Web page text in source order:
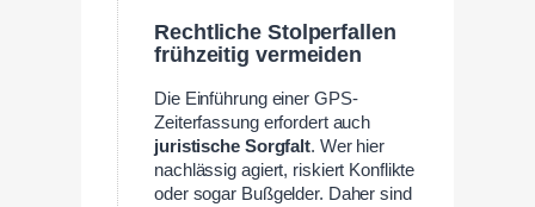
Rechtliche Stolperfallen
frühzeitig vermeiden
Die Einführung einer GPS-
Zeiterfassung erfordert auch
juristische Sorgfalt. Wer hier
nachlässig agiert, riskiert Konflikte
oder sogar Bußgelder. Daher sind